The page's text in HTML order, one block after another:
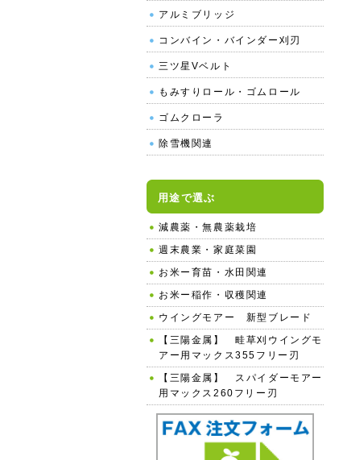
アルミブリッジ
コンバイン・バインダー刈刃
三ツ星Vベルト
もみすりロール・ゴムロール
ゴムクローラ
除雪機関連
用途で選ぶ
減農薬・無農薬栽培
週末農業・家庭菜園
お米ー育苗・水田関連
お米ー稲作・収穫関連
ウイングモアー 新型ブレード
【三陽金属】 畦草刈ウイングモ
アー用マックス355フリー刃
【三陽金属】 スパイダーモアー
用マックス260フリー刃